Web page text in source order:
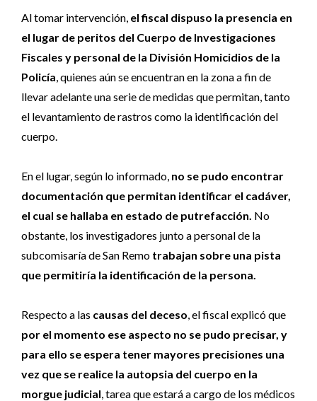
Al tomar intervención, el fiscal dispuso la presencia en
el lugar de peritos del Cuerpo de Investigaciones
Fiscales y personal de la División Homicidios de la
Policía, quienes aún se encuentran en la zona a fin de
llevar adelante una serie de medidas que permitan, tanto
el levantamiento de rastros como la identificación del
cuerpo.
En el lugar, según lo informado, no se pudo encontrar
documentación que permitan identificar el cadáver,
el cual se hallaba en estado de putrefacción. No
obstante, los investigadores junto a personal de la
subcomisaría de San Remo trabajan sobre una pista
que permitiría la identificación de la persona.
Respecto a las causas del deceso, el fiscal explicó que
por el momento ese aspecto no se pudo precisar, y
para ello se espera tener mayores precisiones una
vez que se realice la autopsia del cuerpo en la
morgue judicial, tarea que estará a cargo de los médicos